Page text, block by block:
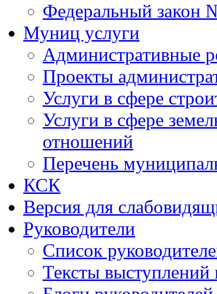
Федеральный закон
Муниц услуги
Административные
Проекты
Услуги в сфере
Услуги в сфере
отношений
Перечень
КСК
Версия для
Руководители
Список
Тексты выступлений